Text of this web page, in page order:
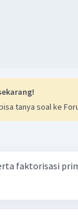
tanya soal ke
faktorisasi